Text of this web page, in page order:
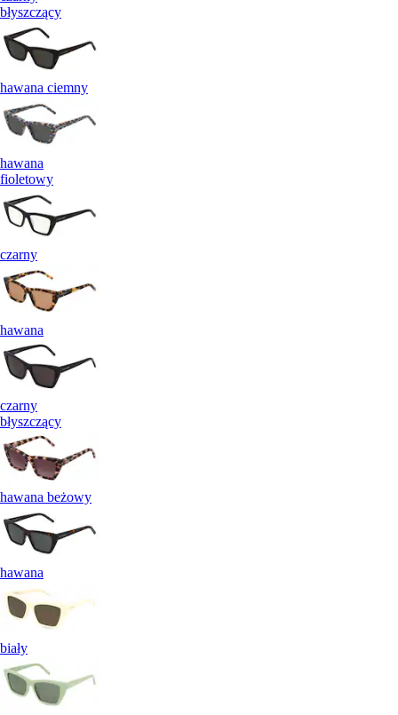
błyszczący
hawana ciemny
hawana
fioletowy
czarny
hawana
czarny
błyszczący
hawana beżowy
hawana
biały